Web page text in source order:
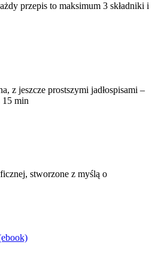
przepis to maksimum 3 składniki i
z jeszcze prostszymi jadłospisami –
15 min
stworzone z myślą o